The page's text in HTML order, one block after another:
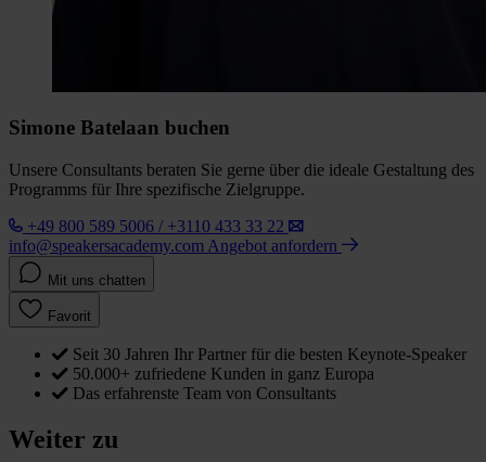
Simone Batelaan buchen
Unsere Consultants beraten Sie gerne über die ideale Gestaltung des
Programms für Ihre spezifische Zielgruppe.
+49 800 589 5006 / +3110 433 33 22
info@speakersacademy.com Angebot anfordern
Mit uns chatten
Favorit
Seit 30 Jahren Ihr Partner für die besten Keynote-Speaker
50.000+ zufriedene Kunden in ganz Europa
Das erfahrenste Team von Consultants
Weiter zu